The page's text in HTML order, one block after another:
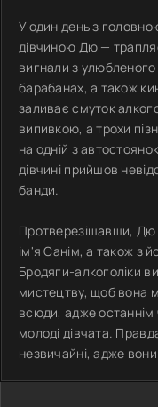
У один день з
дівчиною Дю —
вигнали з
барабанах, а також
заливає смуток
випивкою, а трохи
на одній з
дівчині прийшов
банди.
Протверезішавши, Дю
ім'я Санім, а також з
Бродяги-алкоголіки
мистецтву, щоб вона
всюди, адже останнім
молоді дівчата.
незвичайні, адже